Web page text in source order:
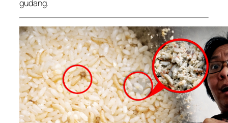
gudang.